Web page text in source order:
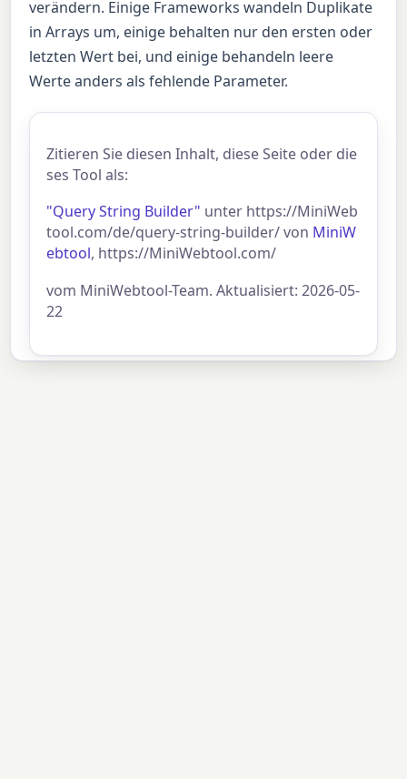
verändern. Einige Frameworks wandeln Duplikate
in Arrays um, einige behalten nur den ersten oder
letzten Wert bei, und einige behandeln leere
Werte anders als fehlende Parameter.
Zitieren Sie diesen Inhalt, diese Seite oder die
ses Tool als:
"Query String Builder" unter https://MiniWeb
tool.com/de/query-string-builder/ von MiniW
ebtool, https://MiniWebtool.com/
vom MiniWebtool-Team. Aktualisiert: 2026-05-
22